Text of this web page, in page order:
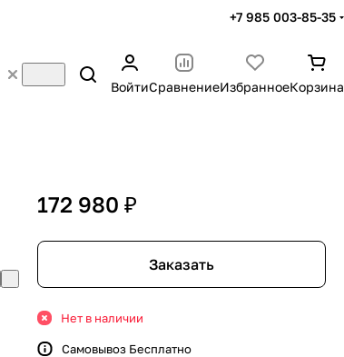
+7 985 003-85-35
ВойтиСравнениеИзбранноеКорзина
172 980 ₽
Заказать
Нет в наличии
Самовывоз Бесплатно